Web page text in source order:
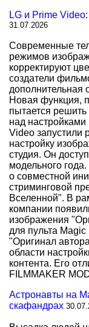
LG и Prime
31.07.2026
Современные
режимов
корректируют
создатели
дополнительная
Новая функция,
пытается решить
над настройками
Video запустили
настройку
студия. Он
модельного
о совместной
стриминговой
Вселенной". В
компании
изображения
для пульта
"Оригинал
области
контента. Его
FILMMAKER
Астронавты на
скафандрах